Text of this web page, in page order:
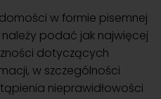
w formie pisemnej
należy podać jak najwięcej
dotyczących
w szczególności
nieprawidłowości